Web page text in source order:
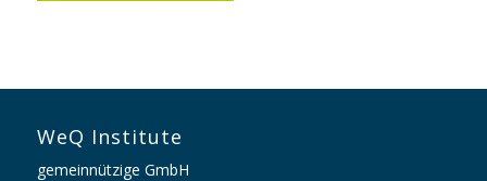
WeQ Institute
gemeinnützige GmbH